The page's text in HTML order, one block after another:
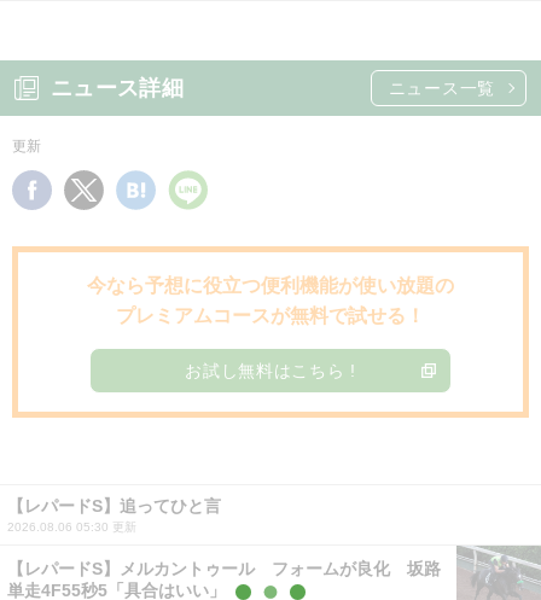
ニュース詳細 ニュース一覧
更新
今なら予想に役立つ便利機能が使い放題の
プレミアムコースが無料で試せる！
お試し無料はこちら !
【レパードS】追ってひと言
2026.08.06 05:30 更新
【レパードS】メルカントゥール フォームが良化 坂路
単走4F55秒5「具合はいい」